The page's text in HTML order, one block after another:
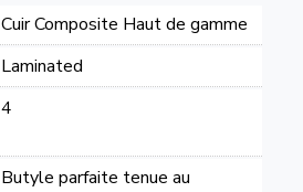
Cuir Composite Haut de gamme
Laminated
4
Butyle parfaite tenue au